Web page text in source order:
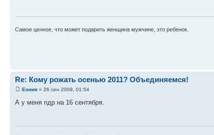
Самое ценное, что может подарить женщина мужчине, это ребенок.
Re: Кому рожать осенью 2011? Объединяемся!
Еония » 26 сен 2009, 01:54
А у меня пдр на 16 сентября.